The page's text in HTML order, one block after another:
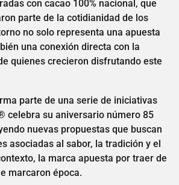
con cacao 100% nacional, que
parte de la cotidianidad de los
no solo representa una apuesta
una conexión directa con la
quienes crecieron disfrutando este
parte de una serie de iniciativas
celebra su aniversario número 85
nuevas propuestas que buscan
asociadas al sabor, la tradición y el
la marca apuesta por traer de
marcaron época.